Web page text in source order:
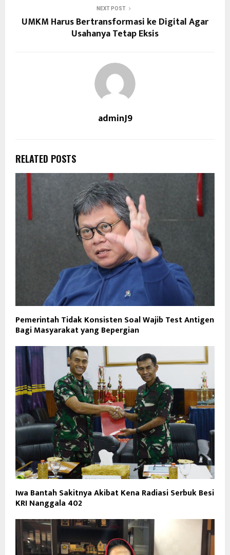
NEXT POST
UMKM Harus Bertransformasi ke Digital Agar
Usahanya Tetap Eksis
adminJ9
RELATED POSTS
Pemerintah Tidak Konsisten Soal Wajib Test Antigen
Bagi Masyarakat yang Bepergian
Iwa Bantah Sakitnya Akibat Kena Radiasi Serbuk Besi
KRI Nanggala 402